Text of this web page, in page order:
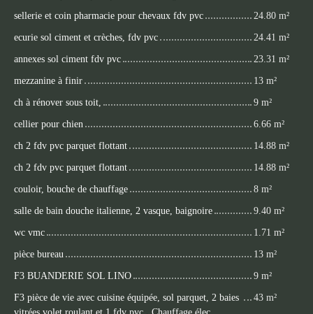
sellerie et coin pharmacie pour chevaux fdv pvc
24.80 m²
ecurie sol ciment et crèches, fdv pvc
24.41 m²
annexes sol ciment fdv pvc
23.31 m²
mezzanine à finir
13 m²
ch à rénover sous toit,
9 m²
cellier pour chien
6.66 m²
ch 2 fdv pvc parquet flottant
14.88 m²
ch 2 fdv pvc parquet flottant
14.88 m²
couloir, bouche de chauffage
8 m²
salle de bain douche italienne, 2 vasque, baignoire
9.40 m²
wc vmc
1.71 m²
pièce bureau
13 m²
F3 BUANDERIE SOL LINO
9 m²
F3 pièce de vie avec cuisine équipée, sol parquet, 2 baies
vitrées volet roulant et 1 fdv pvc , Chauffage élec
43 m²